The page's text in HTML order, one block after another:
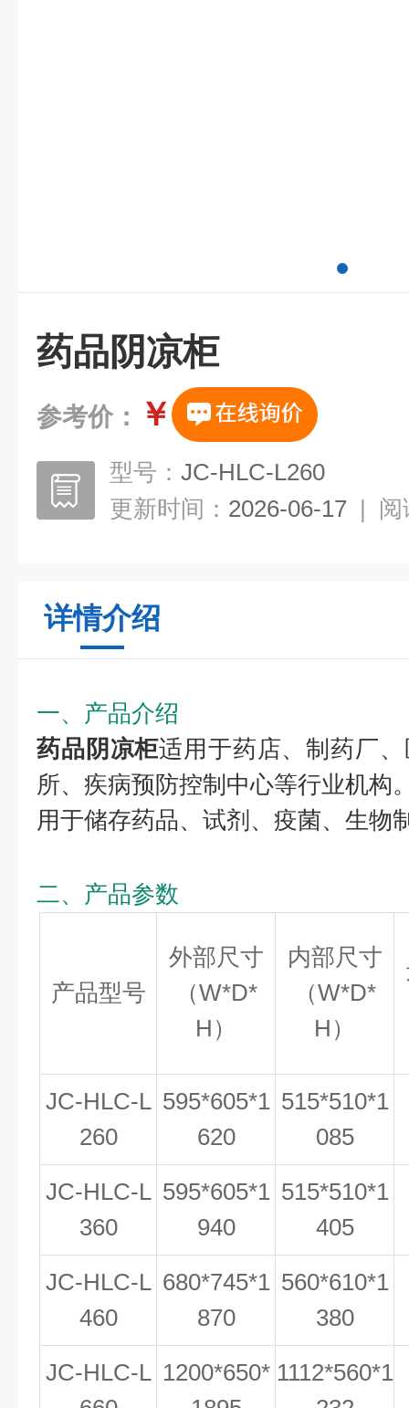
药品阴凉柜
参考价： ￥
型号： JC-HLC-L260
更新时间： 2026-06-17 | 阅
详情介绍
一、产品介绍
药品阴凉柜适用于药店、制药厂
所、疾病预防控制中心等行业机构
用于储存药品、试剂、疫菌、生物
二、产品参数
产品型号
外部尺寸
（W*D*
H）
内部尺寸
（W*D*
H）
JC-HLC-L
260
595*605*1
620
515*510*1
085
JC-HLC-L
360
595*605*1
940
515*510*1
405
JC-HLC-L
460
680*745*1
870
560*610*1
380
JC-HLC-L 1200*650* 1112*560*1